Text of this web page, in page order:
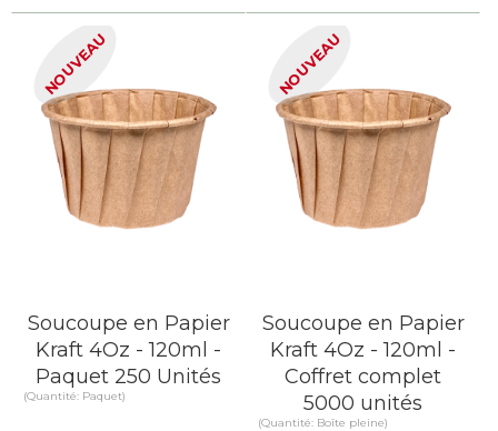
EN SAVOIR PLUS EN SAVOIR PLUS
NOUVEAU
Soucoupe en Papier
Kraft 4Oz - 120ml -
Paquet 250 Unités
(Quantité: Paquet)
NOUVEAU
Soucoupe en Papier
Kraft 4Oz - 120ml -
Coffret complet
5000 unités
(Quantité: Boîte pleine)